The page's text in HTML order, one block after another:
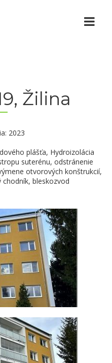
Žilina
2023
plášťa, Hydroizolácia
suterénu, odstránenie
otvorových konštrukcií,
bleskozvod